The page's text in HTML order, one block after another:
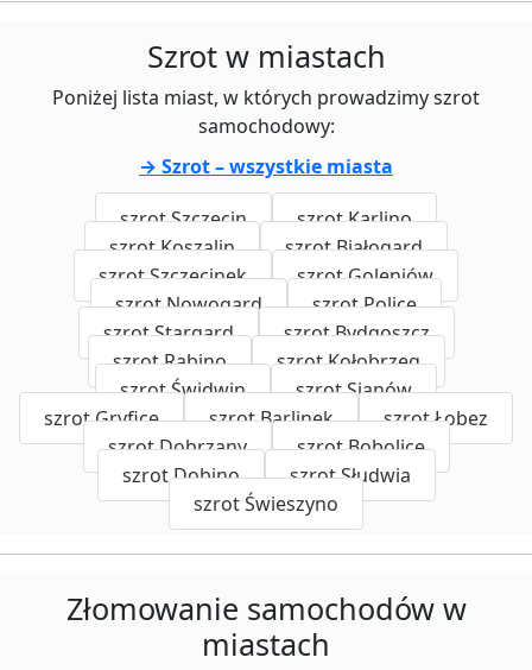
Szrot w miastach
Poniżej lista miast, w których prowadzimy szrot
samochodowy:
→ Szrot – wszystkie miasta
szrot Szczecin
szrot Karlino
szrot Koszalin
szrot Białogard
szrot Szczecinek
szrot Goleniów
szrot Nowogard
szrot Police
szrot Stargard
szrot Bydgoszcz
szrot Rąbino
szrot Kołobrzeg
szrot Świdwin
szrot Sianów
szrot Gryfice
szrot Barlinek
szrot Łobez
szrot Dobrzany
szrot Bobolice
szrot Dobino
szrot Słudwia
szrot Świeszyno
Złomowanie samochodów w
miastach